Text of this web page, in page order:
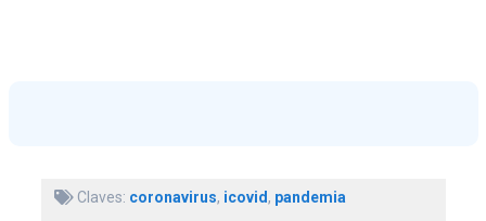
Claves: coronavirus, icovid , pandemia